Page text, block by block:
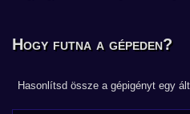
Hogy futna a gépeden?
Hasonlítsd össze a gépigényt egy